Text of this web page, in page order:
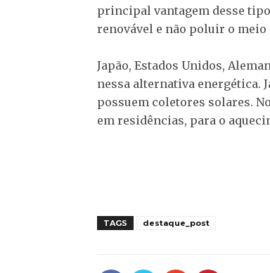
principal vantagem desse
renovável e não poluir o meio
Japão, Estados Unidos,
nessa alternativa energética.
possuem coletores solares.
em residências, para o
TAGS destaque_post